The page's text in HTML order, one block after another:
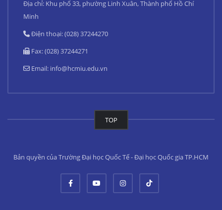
Địa chỉ: Khu phố 33, phường Linh Xuân, Thành phố Hồ Chí
Minh
Điện thoại: (028) 37244270
Fax: (028) 37244271
Email: info@hcmiu.edu.vn
TOP
Bản quyền của Trường Đại học Quốc Tế - Đại học Quốc gia TP.HCM